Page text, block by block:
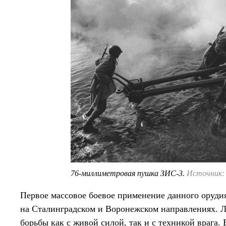
76-миллиметровая пушка ЗИС-3. Источник:
Первое массовое боевое применение данного
на Сталинградском и Воронежском направлениях.
борьбы как с живой силой, так и с техникой